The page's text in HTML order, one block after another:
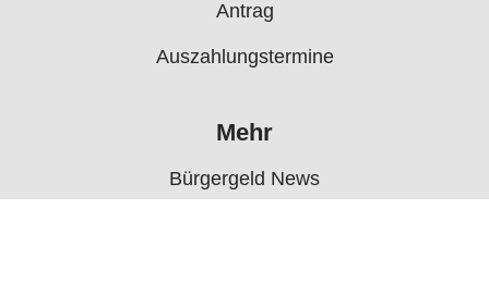
Antrag
Auszahlungstermine
Mehr
Bürgergeld News